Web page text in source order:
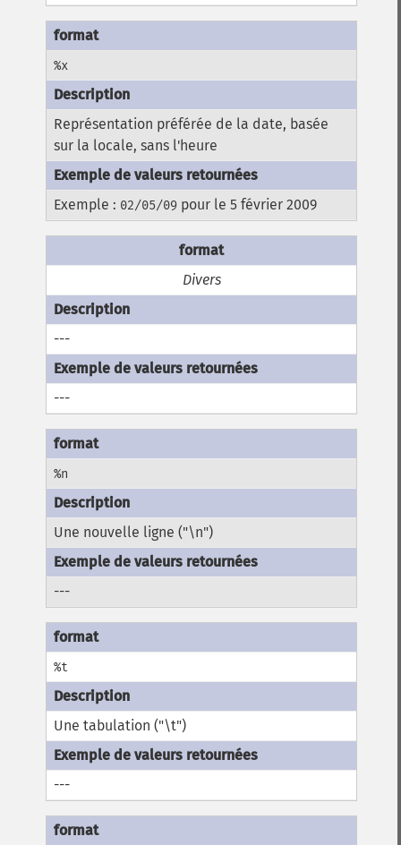
%x
Représentation préférée de la date, basée
sur la locale, sans l'heure
Exemple : 02/05/09 pour le 5 février 2009
Divers
---
---
%n
Une nouvelle ligne ("\n")
---
%t
Une tabulation ("\t")
---